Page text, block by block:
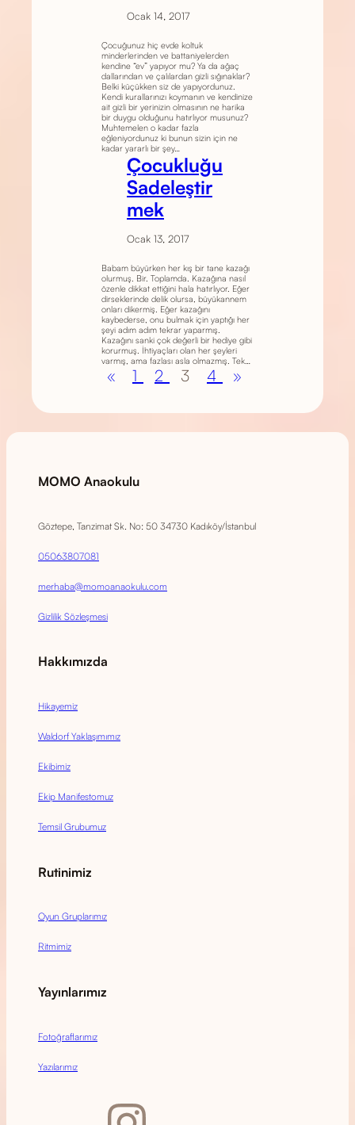
Ocak 14, 2017
Çocuğunuz hiç evde koltuk
minderlerinden ve battaniyelerden
kendine “ev” yapıyor mu? Ya da ağaç
dallarından ve çalılardan gizli sığınaklar?
Belki küçükken siz de yapıyordunuz.
Kendi kurallarınızı koymanın ve kendinize
ait gizli bir yerinizin olmasının ne harika
bir duygu olduğunu hatırlıyor musunuz?
Muhtemelen o kadar fazla
eğleniyordunuz ki bunun sizin için ne
kadar yararlı bir şey…
Çocukluğu
Sadeleştir
mek
Ocak 13, 2017
Babam büyürken her kış bir tane kazağı
olurmuş. Bir. Toplamda. Kazağına nasıl
özenle dikkat ettiğini hala hatırlıyor. Eğer
dirseklerinde delik olursa, büyükannem
onları dikermiş. Eğer kazağını
kaybederse, onu bulmak için yaptığı her
şeyi adım adım tekrar yaparmış.
Kazağını sanki çok değerli bir hediye gibi
korurmuş. İhtiyaçları olan her şeyleri
varmış, ama fazlası asla olmazmış. Tek…
« 1 2 3 4 »
MOMO Anaokulu
Göztepe, Tanzimat Sk. No: 50 34730 Kadıköy/İstanbul
05063807081
merhaba@momoanaokulu.com
Gizlilik Sözleşmesi
Hakkımızda
Hikayemiz
Waldorf Yaklaşımımız
Ekibimiz
Ekip Manifestomuz
Temsil Grubumuz
Rutinimiz
Oyun Gruplarımız
Ritmimiz
Yayınlarımız
Fotoğraflarımız
Yazılarımız